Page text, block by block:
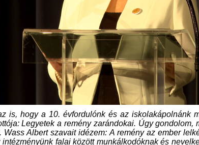
is, hogy a 10. évfordulónk és az iskolakápolnánk
Legyetek a remény zarándokai. Úgy gondolom,
Albert szavait idézem: A remény az ember
falai között munkálkodóknak és